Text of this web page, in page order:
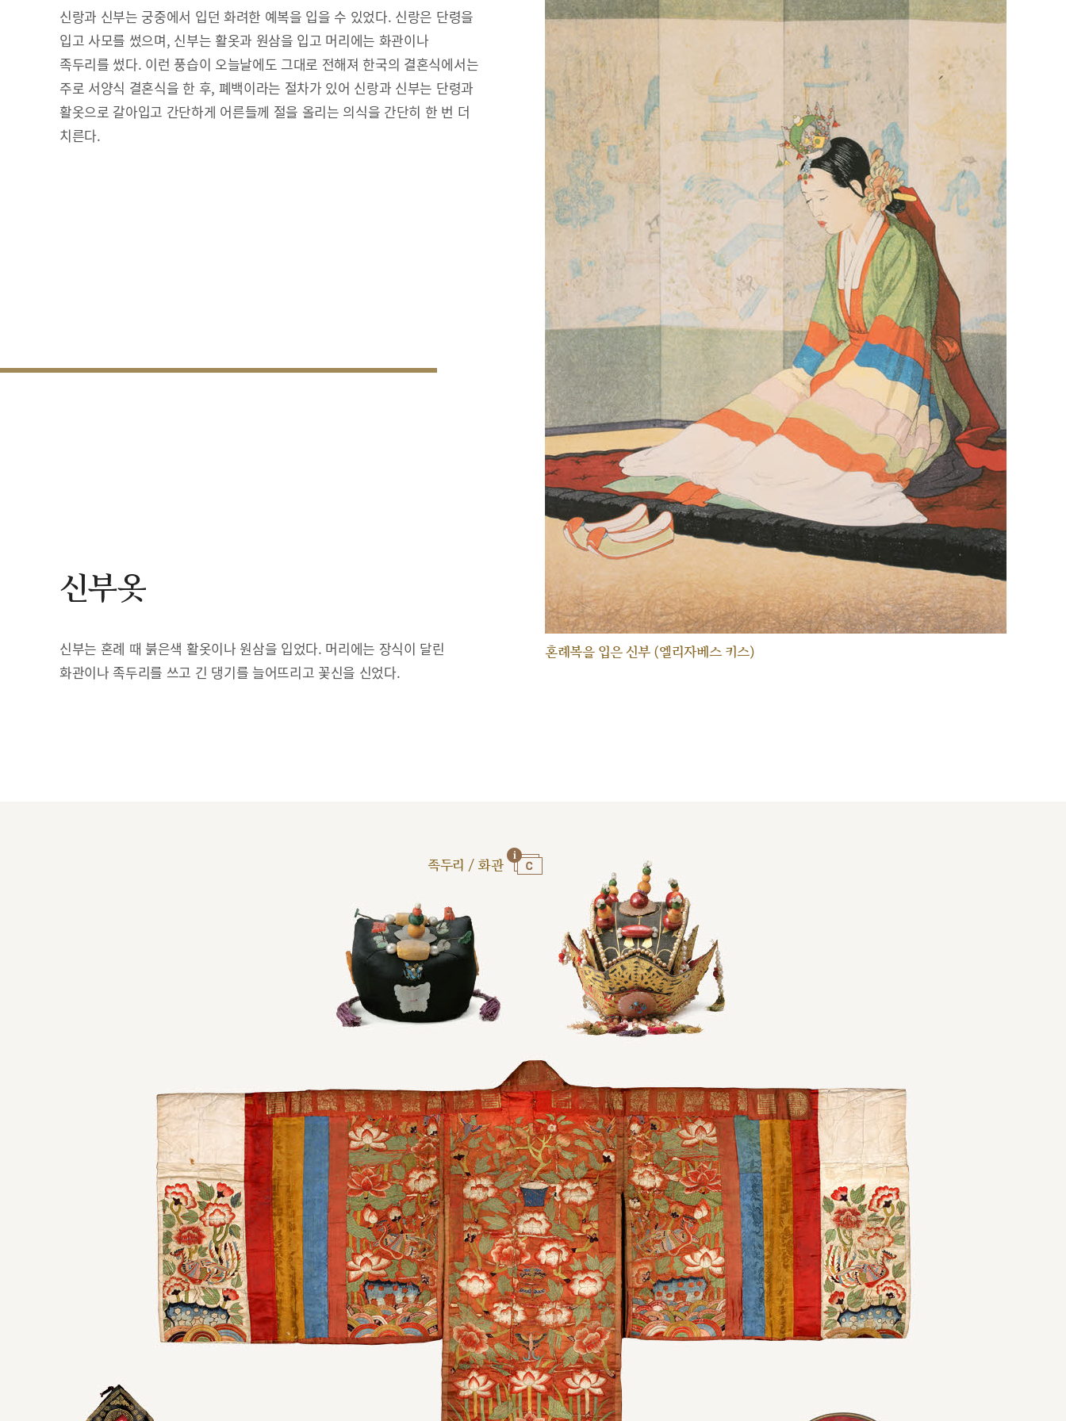
신랑과 신부는 궁중에서 입던 화려한 예복을 입을 수 있었다. 신랑은 단령을
입고 사모를 썼으며, 신부는 활옷과 원삼을 입고 머리에는 화관이나
족두리를 썼다. 이런 풍습이 오늘날에도 그대로 전해져 한국의 결혼식에서는
주로 서양식 결혼식을 한 후, 폐백이라는 절차가 있어 신랑과 신부는 단령과
활옷으로 갈아입고 간단하게 어른들께 절을 올리는 의식을 간단히 한 번 더
치른다.
혼례복을 입은 신부 (엘리자베스 키스)
신부옷
신부는 혼례 때 붉은색 활옷이나 원삼을 입었다. 머리에는 장식이 달린
화관이나 족두리를 쓰고 긴 댕기를 늘어뜨리고 꽃신을 신었다.
족두리 / 화관